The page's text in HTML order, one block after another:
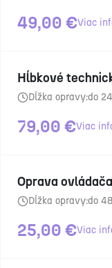
49,00 €Viac
Hĺbkové
Dĺžka opravy:do
79,00 €Viac
Oprava ovládača
Dĺžka opravy:do
25,00 €Viac